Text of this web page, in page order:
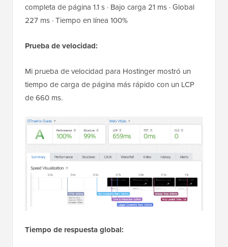
completa de página 1.1 s · Bajo carga 21 ms · Global
227 ms · Tiempo en línea 100%
Prueba de velocidad:
Mi prueba de velocidad para Hostinger mostró un
tiempo de carga de página más rápido con un LCP
de 660 ms.
Tiempo de respuesta global: